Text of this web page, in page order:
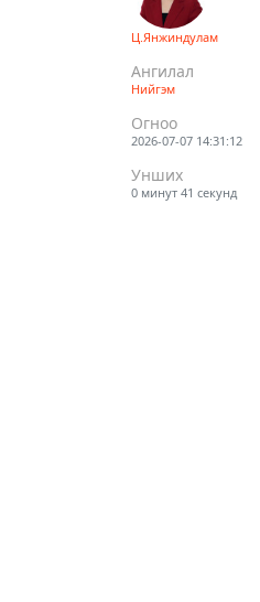
Ц.Янжиндулам
Ангилал
Нийгэм
Огноо
2026-07-07 14:31:12
Унших
0 минут 41 секунд